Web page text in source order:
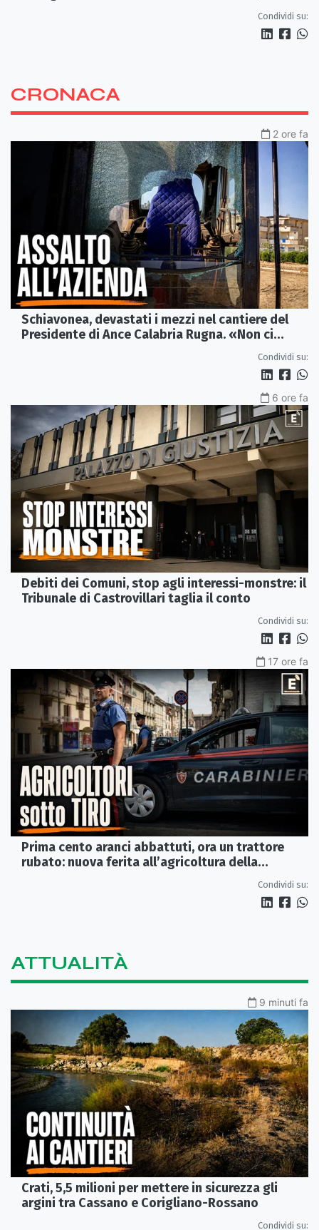
Condividi su:
CRONACA
2 ore fa
Schiavonea, devastati i mezzi nel cantiere del
Presidente di Ance Calabria Rugna. «Non ci
Condividi su:
6 ore fa
Debiti dei Comuni, stop agli interessi-monstre: il
Tribunale di Castrovillari taglia il conto
Condividi su:
17 ore fa
Prima cento aranci abbattuti, ora un trattore
rubato: nuova ferita all’agricoltura della
Condividi su:
ATTUALITÀ
9 minuti fa
Crati, 5,5 milioni per mettere in sicurezza gli
argini tra Cassano e Corigliano-Rossano
Condividi su: